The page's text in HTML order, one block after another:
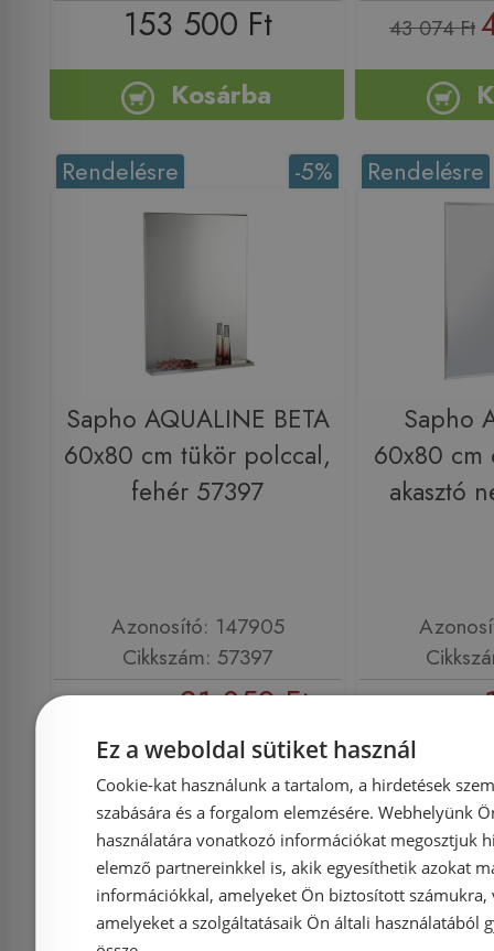
153 500 Ft
Kosárba
43 074 Ft
-5%
Rendelésre
Sapho AQUALINE BETA
60x80 cm tükör polccal,
fehér 57397
Azonosító: 147905
Cikkszám: 57397
21 850 Ft
Kosárba
Rendelésre
Sapho
60x80 cm
akasztó
-5%
Rendelésre Rendelésre
Ez a weboldal sütiket használ
Cookie-kat használunk a tartalom, a hirdetések
szabására és a forgalom elemzésére. Webhelyünk
használatára vonatkozó információkat megosztjuk
elemző partnereinkkel is, akik egyesíthetik azokat
információkkal, amelyeket Ön biztosított számukra,
amelyeket a szolgáltatásaik Ön általi használatából